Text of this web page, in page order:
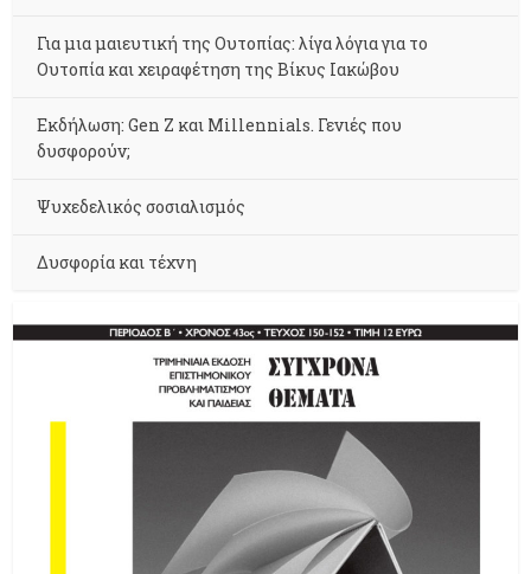
Για μια μαιευτική της Ουτοπίας: λίγα λόγια για το
Ουτοπία και χειραφέτηση της Βίκυς Ιακώβου
Εκδήλωση: Gen Z και Millennials. Γενιές που
δυσφορούν;
Ψυχεδελικός σοσιαλισμός
Δυσφορία και τέχνη